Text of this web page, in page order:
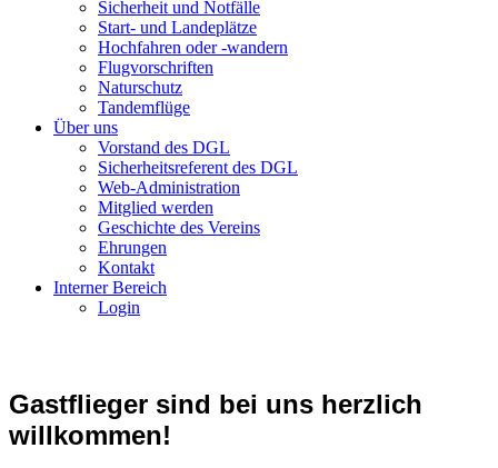
Sicherheit und Notfälle
Start- und Landeplätze
Hochfahren oder -wandern
Flugvorschriften
Naturschutz
Tandemflüge
Über uns
Vorstand des DGL
Sicherheitsreferent des DGL
Web-Administration
Mitglied werden
Geschichte des Vereins
Ehrungen
Kontakt
Interner Bereich
Login
Gastflieger sind bei uns herzlich
willkommen!